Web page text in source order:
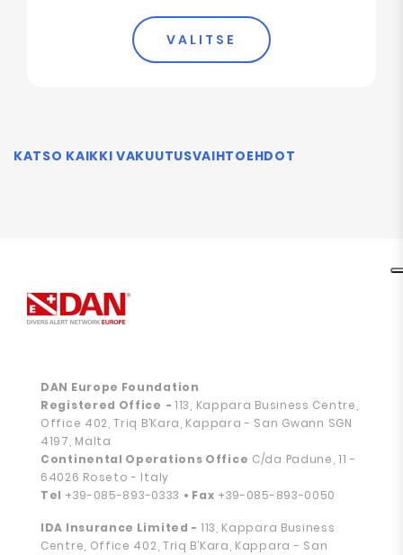
VALITSE
KATSO KAIKKI VAKUUTUSVAIHTOEHDOT
DAN Europe Foundation
Registered Office -113, Kappara Business Centre,
Office 402, Triq B’Kara, Kappara - San Gwann SGN
4197, Malta
Continental Operations Office C/da Padune, 11 -
64026 Roseto - Italy
Tel +39-085-893-0333 • Fax +39-085-893-0050
IDA Insurance Limited - 113, Kappara Business
Centre, Office 402, Triq B’Kara, Kappara - San